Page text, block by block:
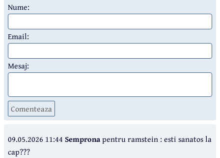
Nume:
Email:
Mesaj:
Comenteaza
09.05.2026 11:44 Sempronapentru ramstein : esti sanatos la
cap???